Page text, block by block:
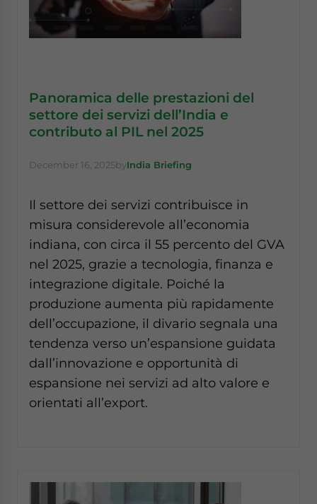
Panoramica delle prestazioni del
settore dei servizi dell’India e
contributo al PIL nel 2025
December 16, 2025byIndia Briefing
Il settore dei servizi contribuisce in
misura considerevole all’economia
indiana, con circa il 55 percento del GVA
nel 2025, grazie a tecnologia, finanza e
integrazione digitale. Poiché la
produzione aumenta più rapidamente
dell’occupazione, il divario segnala una
tendenza verso un’espansione guidata
dall’innovazione e opportunità di
espansione nei servizi ad alto valore e
orientati all’export.